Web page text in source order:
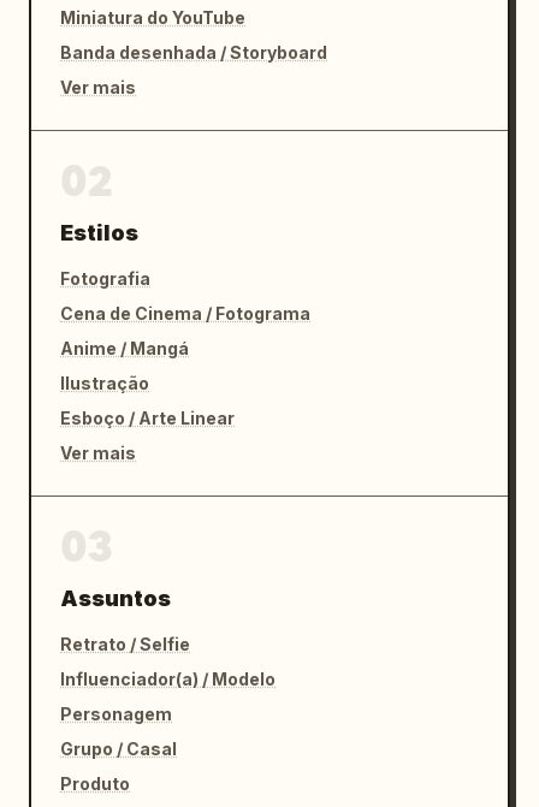
Miniatura do YouTube
Banda desenhada / Storyboard
Ver mais
Estilos
Fotografia
Cena de Cinema / Fotograma
Anime / Mangá
Ilustração
Esboço / Arte Linear
Ver mais
Assuntos
Retrato / Selfie
Influenciador(a) / Modelo
Personagem
Grupo / Casal
Produto